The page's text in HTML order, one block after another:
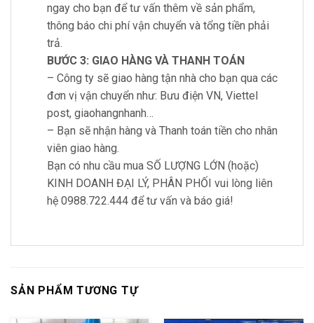
ngay cho bạn để tư vấn thêm về sản phẩm,
thông báo chi phí vận chuyển và tổng tiền phải
trả.
BƯỚC 3: GIAO HÀNG VÀ THANH TOÁN
– Công ty sẽ giao hàng tận nhà cho bạn qua các
đơn vị vận chuyển như: Bưu điện VN, Viettel
post, giaohangnhanh…
– Bạn sẽ nhận hàng và Thanh toán tiền cho nhân
viên giao hàng.
Bạn có nhu cầu mua SỐ LƯỢNG LỚN (hoặc)
KINH DOANH ĐẠI LÝ, PHÂN PHỐI vui lòng liên
hệ 0988.722.444 để tư vấn và báo giá!
SẢN PHẨM TƯƠNG TỰ